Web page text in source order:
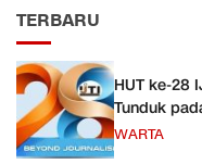
TERBARU
HUT ke-28
Tunduk
WARTA